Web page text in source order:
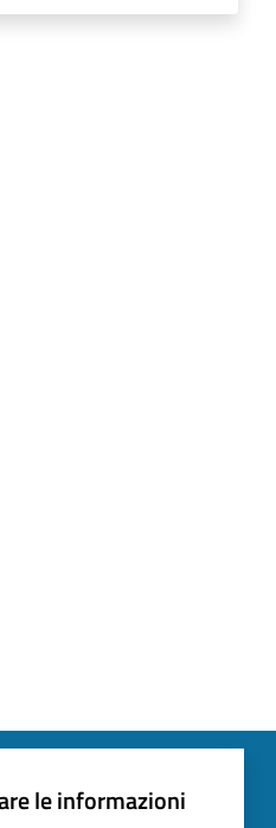
le informazioni